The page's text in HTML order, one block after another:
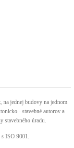
na jednej budovy na jednom
- stavebné autorov a
stavebného úradu.
s ISO 9001.